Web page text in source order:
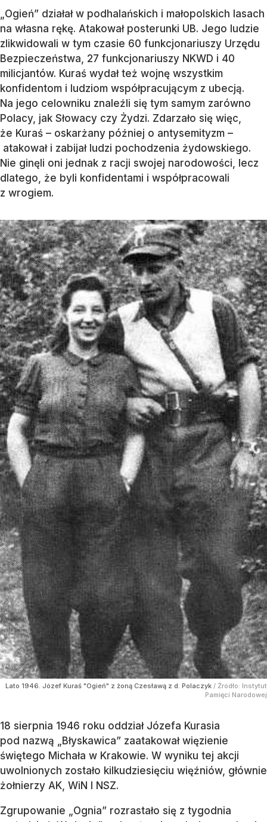
„Ogień” działał w podhalańskich i małopolskich lasach
na własna rękę. Atakował posterunki UB. Jego ludzie
zlikwidowali w tym czasie 60 funkcjonariuszy Urzędu
Bezpieczeństwa, 27 funkcjonariuszy NKWD i 40
milicjantów. Kuraś wydał też wojnę wszystkim
konfidentom i ludziom współpracującym z ubecją.
Na jego celowniku znaleźli się tym samym zarówno
Polacy, jak Słowacy czy Żydzi. Zdarzało się więc,
że Kuraś – oskarżany później o antysemityzm –
atakował i zabijał ludzi pochodzenia żydowskiego.
Nie ginęli oni jednak z racji swojej narodowości, lecz
dlatego, że byli konfidentami i współpracowali
z wrogiem.
Lato 1946. Józef Kuraś "Ogień" z żoną Czesławą z d. Polaczyk / Źródło: Instytut
Pamięci Narodowej
18 sierpnia 1946 roku oddział Józefa Kurasia
pod nazwą „Błyskawica” zaatakował więzienie
świętego Michała w Krakowie. W wyniku tej akcji
uwolnionych zostało kilkudziesięciu więźniów, głównie
żołnierzy AK, WiN I NSZ.
Zgrupowanie „Ognia” rozrastało się z tygodnia